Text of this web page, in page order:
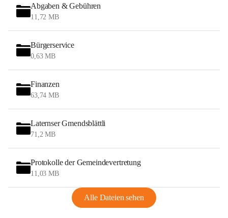
Abgaben & Gebühren
11,72 MB
Bürgerservice
0,63 MB
Finanzen
63,74 MB
Laternser Gmendsblättli
71,2 MB
Protokolle der Gemeindevertretung
11,03 MB
Alle Dateien sehen